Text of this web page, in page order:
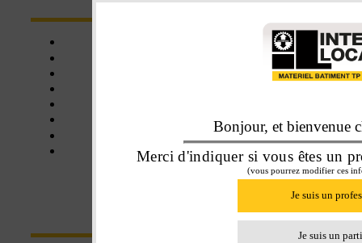
Bonjour, et bienvenue
Merci d'indiquer si vous êtes un
(vous pourrez modifier ces
Je suis un
Je suis un
Certifié SE+